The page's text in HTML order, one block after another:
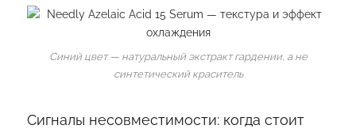
Синий цвет — натуральный экстракт гардении, а не
синтетический краситель
Сигналы несовместимости: когда стоит